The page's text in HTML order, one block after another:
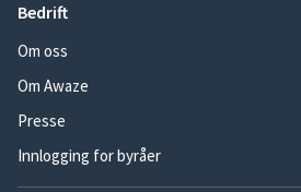
Bedrift
Om oss
Om Awaze
Presse
Innlogging for byråer